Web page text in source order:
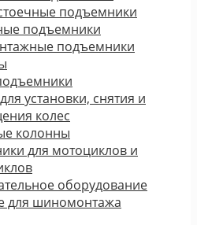
подъемники
подъемники
подъемники
установки, снятия и
колес
колонны
для мотоциклов и
оборудование
для шиномонтажа